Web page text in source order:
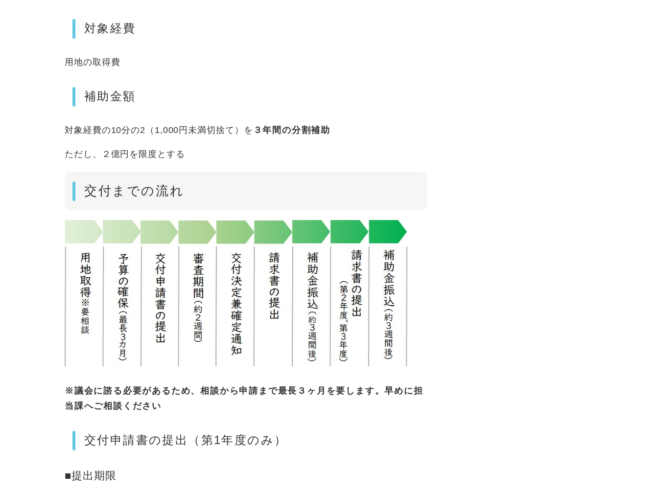
対象経費
用地の取得費
補助金額
対象経費の10分の2（1,000円未満切捨て）を ３年間の分割補助
ただし、２億円を限度とする
交付までの流れ
※議会に諮る必要があるため、相談から申請まで最長３ヶ月を要します。早めに担
当課へご相談ください
交付申請書の提出（第1年度のみ）
■提出期限